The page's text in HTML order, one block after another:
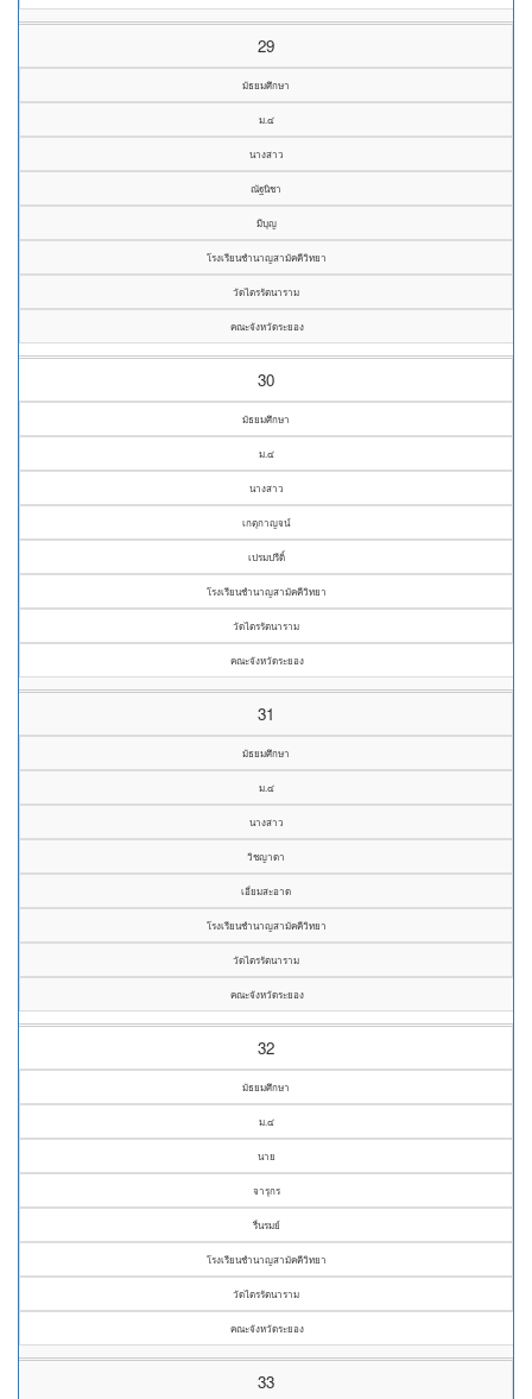
29
มัธยมศึกษา
ม.๔
นางสาว
ณัฐนิชา
มีบุญ
โรงเรียนชำนาญสามัคคีวิทยา
วัดไตรรัตนาราม
คณะจังหวัดระยอง
30
มัธยมศึกษา
ม.๔
นางสาว
เกตุกาญจน์
เปรมปรีดิ์
โรงเรียนชำนาญสามัคคีวิทยา
วัดไตรรัตนาราม
คณะจังหวัดระยอง
31
มัธยมศึกษา
ม.๔
นางสาว
วิชญาดา
เอี่ยมสะอาด
โรงเรียนชำนาญสามัคคีวิทยา
วัดไตรรัตนาราม
คณะจังหวัดระยอง
32
มัธยมศึกษา
ม.๔
นาย
จารุกร
รื่นรมย์
โรงเรียนชำนาญสามัคคีวิทยา
วัดไตรรัตนาราม
คณะจังหวัดระยอง
33